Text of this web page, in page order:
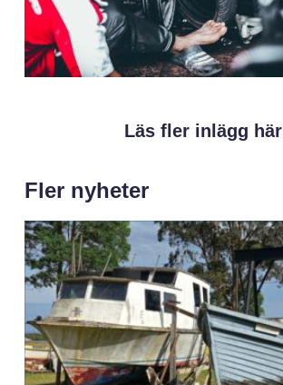
Läs fler inlägg här
Fler nyheter